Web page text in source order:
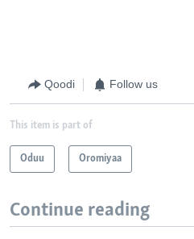
Qoodi Follow us
This item is part of
Oduu Oromiyaa
Continue reading